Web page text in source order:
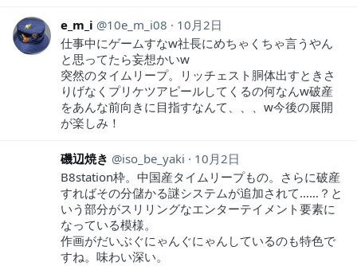
e_m_i 10e_m_i08
10月2日
仕事中にゲームすなw社長にめちゃくちゃ言うやん
と思ってたら妄想かいw
突然のタイムリープ。リッチェスト胴体出すときさ
りげなくプリケツアピールしてくるの何なんw破産
をあんな前向きに目指すなんて、、、w今後の展開
が楽しみ！
磯辺焼き iso_be_yaki
10月2日
B8station枠。中国産タイムリープもの。さらに破産
すればその分儲かる謎システムが追加されて……？と
いう部分がスリリングなエンターテイメント要素に
なっている模様。
作画がだいぶぐにゃんぐにゃんしているのも特色で
すね。味わい深い。